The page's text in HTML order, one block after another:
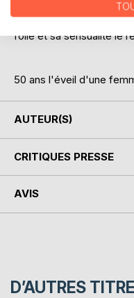
Il lui fait découvrir la
folie et sa sensualité le
50 ans l'éveil d'une
AUTEUR(S)
CRITIQUES PRESSE
AVIS
D’AUTRES